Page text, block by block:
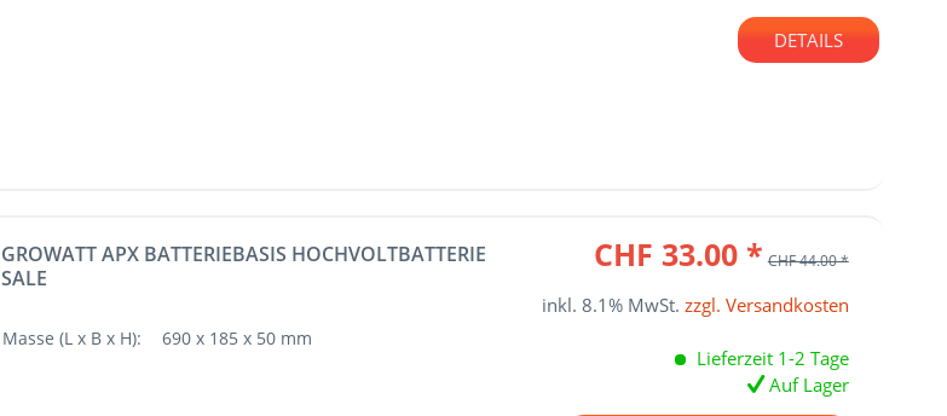
DETAILS
GROWATT APX BATTERIEBASIS HOCHVOLTBATTERIE
SALE
Masse (L x B x H): 690 x 185 x 50 mm
CHF 33.00 * CHF 44.00 *
inkl. 8.1% MwSt. zzgl. Versandkosten
Lieferzeit 1-2 Tage
Auf Lager